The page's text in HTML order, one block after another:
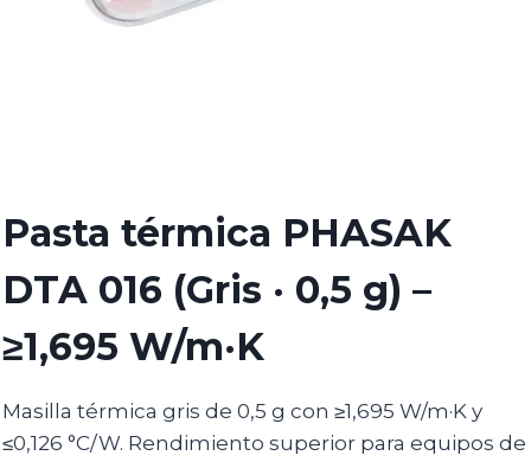
Pasta térmica PHASAK
DTA 016 (Gris · 0,5 g) –
≥1,695 W/m·K
Masilla térmica gris de 0,5 g con ≥1,695 W/m·K y
≤0,126 °C/W. Rendimiento superior para equipos de